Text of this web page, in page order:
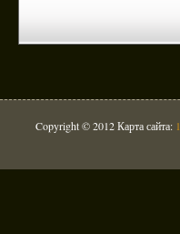
Copyright © 2012 Карта сайта: 1